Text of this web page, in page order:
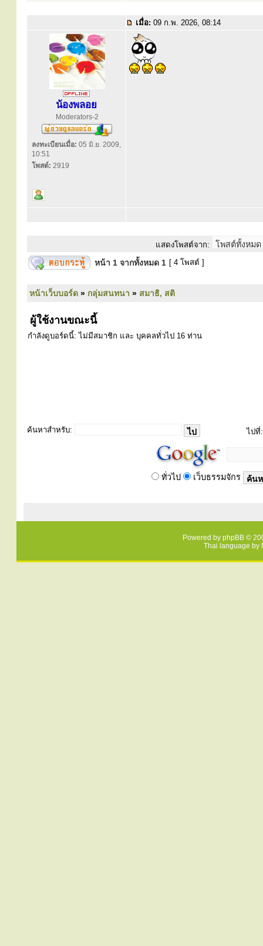
เมื่อ: 09 ก.พ. 2026, 08:14
น้องพลอย
Moderators-2
ลงทะเบียนเมื่อ: 05 มิ.ย. 2009,
10:51
โพสต์: 2919
แสดงโพสต์จาก:
หน้า 1 จากทั้งหมด 1 [ 4 โพสต์ ]
หน้าเว็บบอร์ด » กลุ่มสนทนา » สมาธิ, สติ
ผู้ใช้งานขณะนี้
กำลังดูบอร์ดนี้: ไม่มีสมาชิก และ บุคคลทั่วไป 16 ท่าน
ค้นหาสำหรับ: ไปที่:
ทั่วไป เว็บธรรมจักร
Powered by phpBB ©
Thai language by